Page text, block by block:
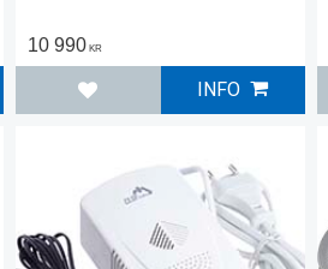
10 990 KR
Lägg till i favoriter
INFO